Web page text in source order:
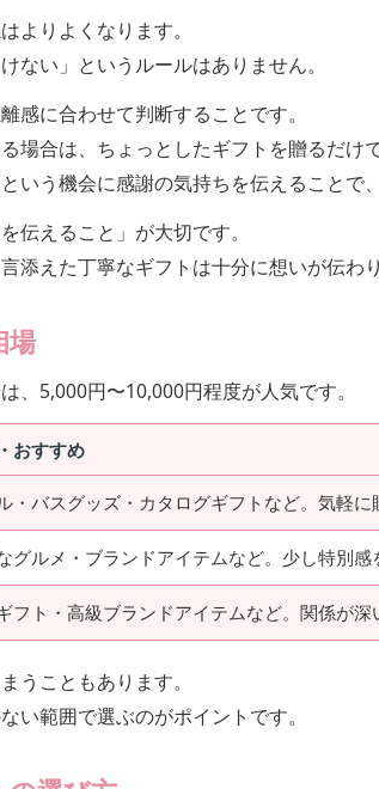
よりよくなります。
ない」というルールはありません。
感に合わせて判断することです。
場合は、ちょっとしたギフトを贈るだけ
いう機会に感謝の気持ちを伝えることで
伝えること」が大切です。
添えた丁寧なギフトは十分に想いが伝わり
場
、5,000円〜10,000円程度が人気です。
おすすめ
・バスグッズ・カタログギフトなど。気軽に
グルメ・ブランドアイテムなど。少し特別感
フト・高級ブランドアイテムなど。関係が深
うこともあります。
い範囲で選ぶのがポイントです。